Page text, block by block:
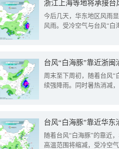
浙江上海等地将承接台
今后几天，华东地区风雨
风雨。受冷空气与台风“白
台风“白海豚”靠近浙
周末至下周初，随着台风“
续强降雨。同时暑热消减
台风“白海豚”靠近华
随着台风“白海豚”的靠近
高温范围将缩减，受冷空